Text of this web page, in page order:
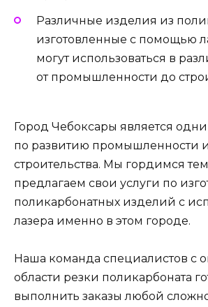
Различные изделия из
изготовленные с помощью
могут использоваться в
от промышленности до
Город Чебоксары является
по развитию промышленности и
строительства. Мы гордимся
предлагаем свои услуги по
поликарбонатных изделий с
лазера именно в этом городе.
Наша команда специалистов с
области резки поликарбоната
выполнить заказы любой